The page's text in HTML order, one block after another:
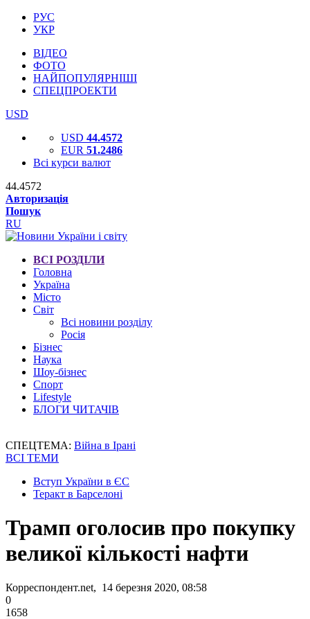
РУС
УКР
ВІДЕО
ФОТО
НАЙПОПУЛЯРНІШІ
СПЕЦПРОЕКТИ
USD
USD 44.4572
EUR 51.2486
Всі курси валют
44.4572
Авторизація
Пошук
RU
ВСІ РОЗДІЛИ
Головна
Україна
Місто
Світ
Всі новини розділу
Росія
Бізнес
Наука
Шоу-бізнес
Спорт
Lifestyle
БЛОГИ ЧИТАЧІВ
СПЕЦТЕМА: Війна в Ірані
ВСІ ТЕМИ
Вступ України в ЄС
Теракт в Барселоні
Трамп оголосив про покупку
великої кількості нафти
Корреспондент.net, 14 березня 2020, 08:58
0
1658